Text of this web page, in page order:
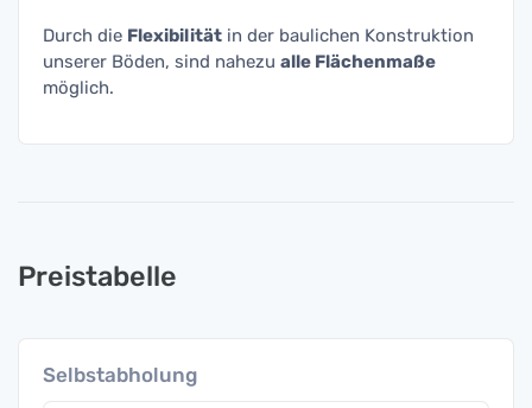
Durch die Flexibilität in der baulichen Konstruktion
unserer Böden, sind nahezu alle Flächenmaße
möglich.
Preistabelle
Selbstabholung